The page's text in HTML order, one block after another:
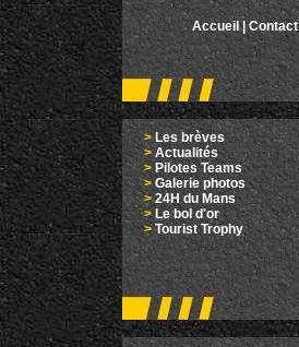
Accueil |Contact
>Les brèves
> Actualités
> Pilotes Teams
>Galerie photos
>24H du Mans
>Le bol d'or
> Tourist Trophy